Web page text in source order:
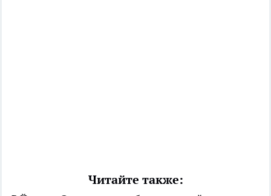
Читайте также: